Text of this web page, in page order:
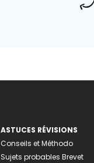
ASTUCES RÉVISIONS
Conseils et Méthodo
Sujets probables Brevet